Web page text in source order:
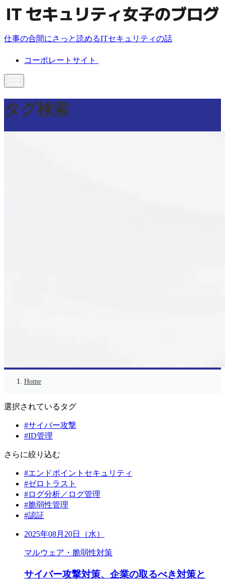
仕事の合間にさっと読めるITセキュリティの話
コーポレートサイト
タグ検索
Home
選択されているタグ
#サイバー攻撃
#ID管理
さらに絞り込む
#エンドポイントセキュリティ
#ゼロトラスト
#ログ分析／ログ管理
#脆弱性管理
#認証
2025年08月20日（水）
マルウェア・脆弱性対策
サイバー攻撃対策、企業の取るべき対策と